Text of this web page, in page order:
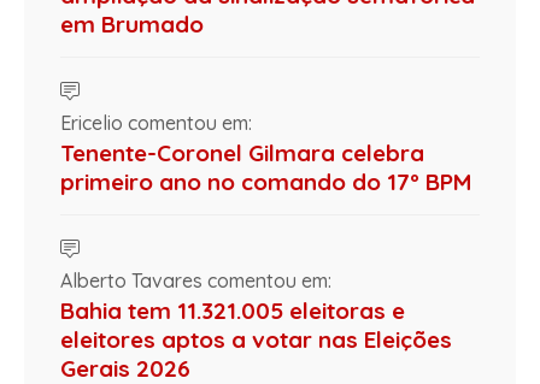
em Brumado
Ericelio comentou em:
Tenente-Coronel Gilmara celebra
primeiro ano no comando do 17º BPM
Alberto Tavares comentou em:
Bahia tem 11.321.005 eleitoras e
eleitores aptos a votar nas Eleições
Gerais 2026